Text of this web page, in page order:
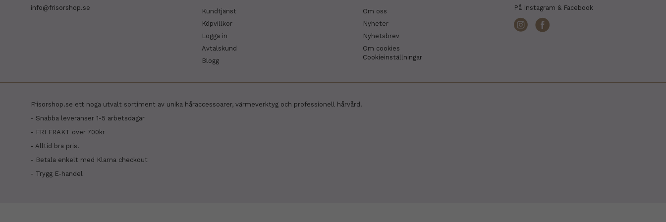
info@frisorshop.se
Kundtjänst
Köpvillkor
Logga in
Avtalskund
Blogg
Om oss
Nyheter
Nyhetsbrev
Om cookies
Cookieinställningar
På Instagram & Facebook
Frisorshop.se ett noga utvalt sortiment av unika håraccessoarer, värmeverktyg och professionell hårvård.
- Snabba leveranser 1-5 arbetsdagar
- FRI FRAKT över 700kr
- Alltid bra pris.
- Betala enkelt med Klarna checkout
- Trygg E-handel